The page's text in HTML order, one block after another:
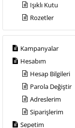
Işıklı Kutu
Rozetler
Kampanyalar
Hesabım
Hesap Bilgileri
Parola Değiştir
Adreslerim
Siparişlerim
Sepetim